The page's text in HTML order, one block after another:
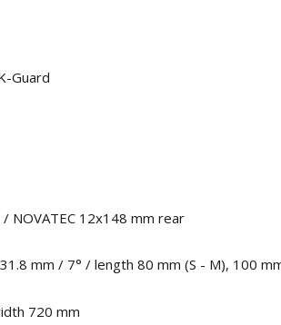
Guard
NOVATEC 12x148 mm rear
mm / 7° / length 80 mm (S - M), 100
720 mm